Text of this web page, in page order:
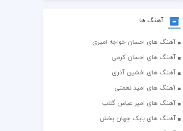
آهنگ ها
آهنگ های احسان خواجه امیری
آهنگ های احسان کرمی
آهنگ های افشین آذری
آهنگ های امید نعمتی
آهنگ های امیر عباس گلاب
آهنگ های بابک جهان بخش